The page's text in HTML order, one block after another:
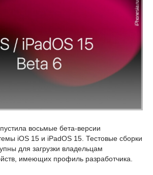
восьмые бета-версии
iOS 15 и iPadOS 15. Тестовые сборки
для загрузки владельцам
имеющих профиль разработчика.